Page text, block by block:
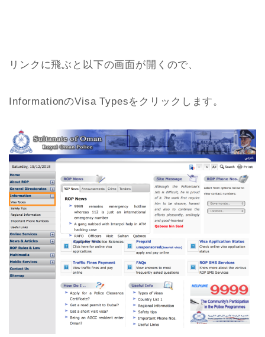
リンクに飛ぶと以下の画面が開くので、
InformationのVisa Typesをクリックします。